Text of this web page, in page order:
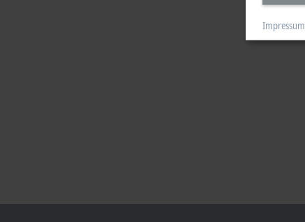
Impressum